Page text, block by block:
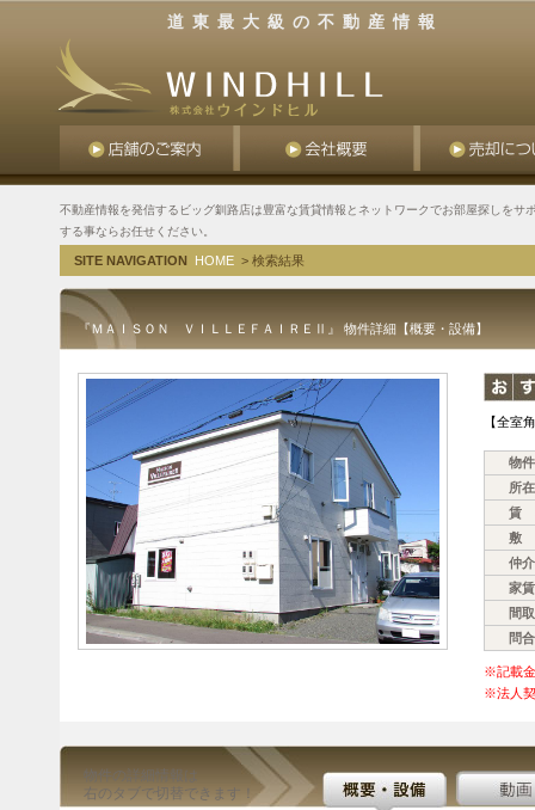
道東最大級の不動産情報
不動産情報を発信するビッグ釧路店は豊富な賃貸情報とネットワークでお部屋探しをサ
する事ならお任せください。
SITE NAVIGATION HOME > 検索結果
『ＭＡＩＳＯＮ ＶＩＬＬＥＦＡＩＲＥⅡ』 物件詳細【概要・設備】
【全室
物
所
賃
敷
仲
家
間
問
※記載
※法人契
物件の詳細情報は
右のタブで切替できます！